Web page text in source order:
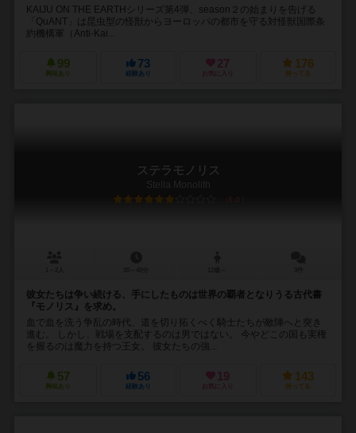
KAIJU ON THE EARTHシリーズ第4弾、season２の始まりを告げる
「QuANT」は昆虫型の怪獣からヨーロッパの都市を守る対怪獣国際条
約機構軍（Anti-Kai...
99
興味あり
73
経験あり
27
お気に入り
176
持ってる
ステラモノリス
Stella Monolith
6.0
彼女たちは争い続ける、手にしたものは世界の覇者となりうる古代書
『モノリス』を求め。
血で血を洗う争乱の時代、道を切り拓くべく騎士たちが敵陣へと突き
進む。 しかし、戦場を支配するのは男ではない。 今やどこの国も実権
を握るのは魔力を持つ王女。 彼女たちの強...
57
興味あり
56
経験あり
19
お気に入り
143
持ってる